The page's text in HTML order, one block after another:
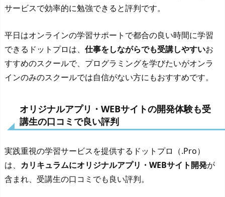
サービスで効率的に勉強できると評判です。
平日はオンラインの学習サポートで都合の良い時間に学習
できるドットプロは、 仕事をしながらでも受講しやすいお
すすめのスクールで、プログラミングを学びたいがオンラ
インのみのスクールでは自信がない方にもおすすめです。
オリジナルアプリ・WEBサイトの開発体験も受
講生の口コミで良い評判
実践重視の学習サービスを提供するドットプロ（.Pro）
は、 カリキュラムにオリジナルアプリ・WEBサイト開発が
含まれ、受講生の口コミでも良い評判。